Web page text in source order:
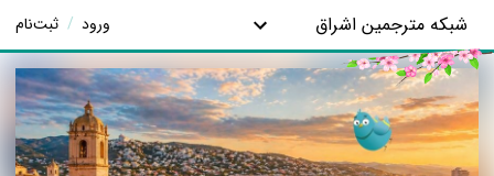
شبکه مترجمین اشراق ورود / ثبت‌نام